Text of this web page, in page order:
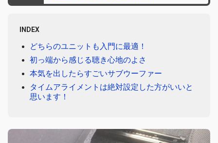
INDEX
どちらのユニットも入門に最適！
初っ端から感じる聴き心地のよさ
本気を出したらすごいサブウーファー
タイムアライメントは絶対設定した方がいいと
思います！